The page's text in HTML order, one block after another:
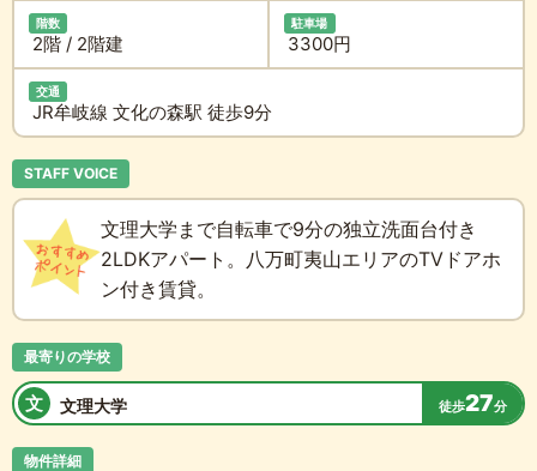
階数
2階 / 2階建
駐車場
3300円
交通
JR牟岐線 文化の森駅 徒歩9分
STAFF VOICE
文理大学まで自転車で9分の独立洗面台付き
2LDKアパート。八万町夷山エリアのTVドアホ
ン付き賃貸。
最寄りの学校
文 文理大学 徒歩27分
物件詳細